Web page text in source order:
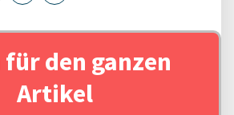
den ganzen
Artikel